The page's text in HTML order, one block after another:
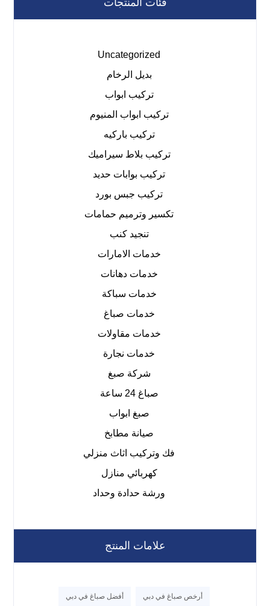
فئات المنتجات
Uncategorized
بديل الرخام
تركيب ابواب
تركيب ابواب المنيوم
تركيب باركيه
تركيب بلاط سيراميك
تركيب بوابات حديد
تركيب جبس بورد
تكسير وترميم حمامات
تنجيد كنب
خدمات الامارات
خدمات دهانات
خدمات سباكة
خدمات صباغ
خدمات مقاولات
خدمات نجارة
شركة صبغ
صباغ 24 ساعة
صبغ ابواب
صيانة مطابخ
فك وتركيب اثاث منزلي
كهربائي منازل
ورشة حدادة وحداد
علامات المنتج
أرخص صباغ في دبي أفضل صباغ في دبي